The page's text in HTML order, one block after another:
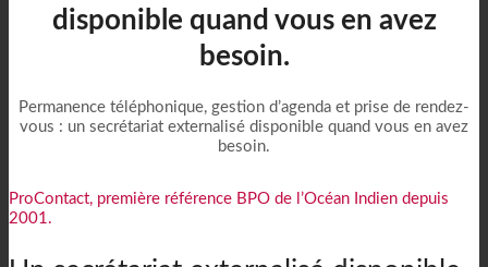
disponible quand vous en avez
besoin.
Permanence téléphonique, gestion d’agenda et prise de rendez-
vous : un secrétariat externalisé disponible quand vous en avez
besoin.
ProContact, première référence BPO de l’Océan Indien depuis
2001.